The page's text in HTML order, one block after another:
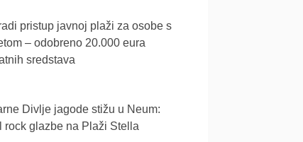
pristup javnoj plaži za osobe s
– odobreno 20.000 eura
sredstava
Divlje jagode stižu u Neum:
rock glazbe na Plaži Stella